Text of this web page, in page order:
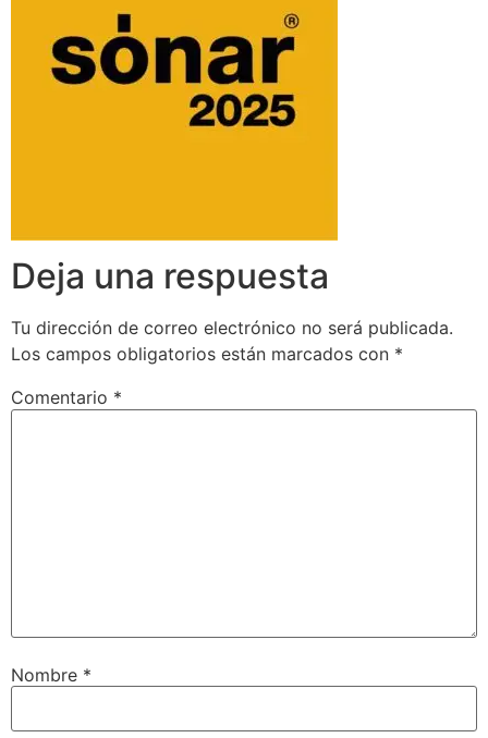
Deja una respuesta
Tu dirección de correo electrónico no será publicada.
Los campos obligatorios están marcados con *
Comentario *
Nombre *